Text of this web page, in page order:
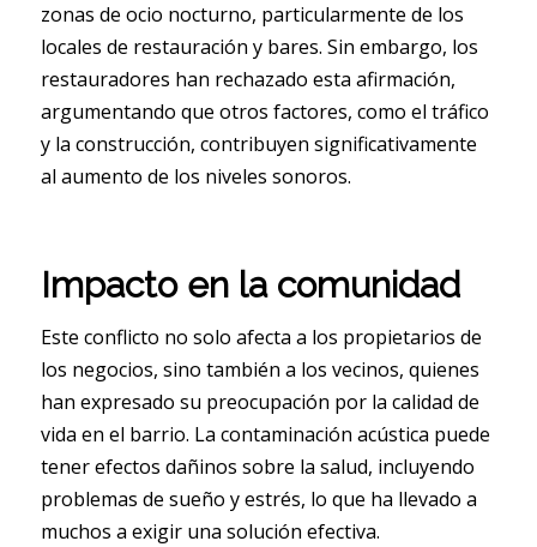
zonas de ocio nocturno, particularmente de los
locales de restauración y bares. Sin embargo, los
restauradores han rechazado esta afirmación,
argumentando que otros factores, como el tráfico
y la construcción, contribuyen significativamente
al aumento de los niveles sonoros.
Impacto en la comunidad
Este conflicto no solo afecta a los propietarios de
los negocios, sino también a los vecinos, quienes
han expresado su preocupación por la calidad de
vida en el barrio. La contaminación acústica puede
tener efectos dañinos sobre la salud, incluyendo
problemas de sueño y estrés, lo que ha llevado a
muchos a exigir una solución efectiva.